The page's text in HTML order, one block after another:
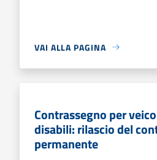
VAI ALLA PAGINA
Contrassegno per
disabili: rilascio del
permanente